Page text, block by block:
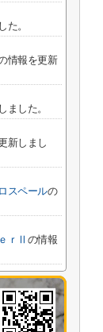
た。
情報を更新
ました。
新しまし
スペールの
ｒⅡ の情報